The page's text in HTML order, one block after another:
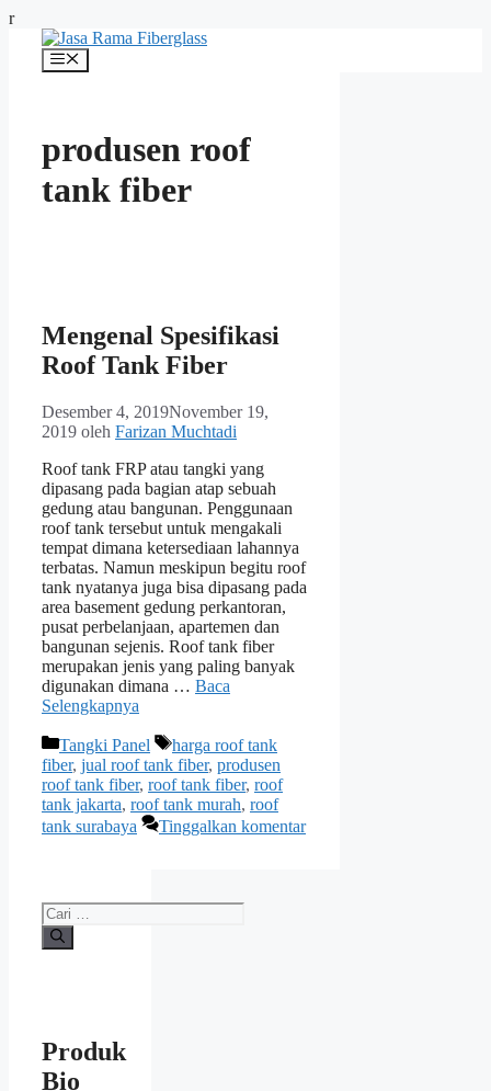
rLangsung
Menu
produsen roof
tank fiber
Mengenal Spesifikasi
Roof Tank Fiber
Desember 4, 2019November 19,
2019 oleh Farizan Muchtadi
Roof tank FRP atau tangki yang
dipasang pada bagian atap sebuah
gedung atau bangunan. Penggunaan
roof tank tersebut untuk mengakali
tempat dimana ketersediaan lahannya
terbatas. Namun meskipun begitu roof
tank nyatanya juga bisa dipasang pada
area basement gedung perkantoran,
pusat perbelanjaan, apartemen dan
bangunan sejenis. Roof tank fiber
merupakan jenis yang paling banyak
digunakan dimana … Baca
Selengkapnya
Kategori
Tangki Panel Tag
harga roof tank
fiber, jual roof tank fiber, produsen
roof tank fiber, roof tank fiber, roof
tank jakarta, roof tank murah, roof
tank surabaya
Tinggalkan komentar
Cari
untuk:
Produk
Bio